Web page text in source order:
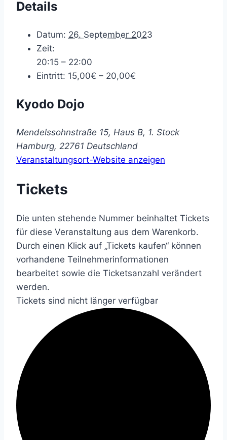
Details
Datum: 26. September 2023
Zeit:
20:15 – 22:00
Eintritt: 15,00€ – 20,00€
Kyodo Dojo
Mendelssohnstraße 15, Haus B, 1. Stock
Hamburg, 22761 Deutschland
Veranstaltungsort-Website anzeigen
Tickets
Die unten stehende Nummer beinhaltet Tickets
für diese Veranstaltung aus dem Warenkorb.
Durch einen Klick auf „Tickets kaufen“ können
vorhandene Teilnehmerinformationen
bearbeitet sowie die Ticketsanzahl verändert
werden.
Tickets sind nicht länger verfügbar